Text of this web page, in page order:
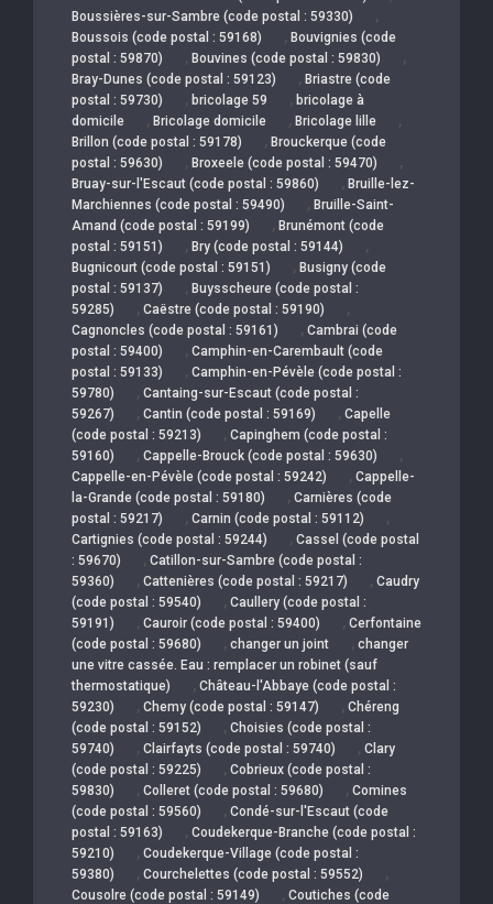
Boussières-sur-Sambre (code postal : 59330) ,
Boussois (code postal : 59168) , Bouvignies (code
postal : 59870)
, Bouvines (code postal : 59830) ,
Bray-Dunes (code postal : 59123) , Briastre (code
postal : 59730)
, bricolage 59 , bricolage à
domicile
, Bricolage domicile , Bricolage lille ,
Brillon (code postal : 59178) , Brouckerque (code
postal : 59630)
, Broxeele (code postal : 59470) ,
Bruay-sur-l'Escaut (code postal : 59860) , Bruille-lez-
Marchiennes (code postal : 59490)
, Bruille-Saint-
Amand (code postal : 59199)
, Brunémont (code
postal : 59151)
, Bry (code postal : 59144) ,
Bugnicourt (code postal : 59151) , Busigny (code
postal : 59137)
, Buysscheure (code postal :
59285)
, Caëstre (code postal : 59190) ,
Cagnoncles (code postal : 59161) , Cambrai (code
postal : 59400)
, Camphin-en-Carembault (code
postal : 59133)
, Camphin-en-Pévèle (code postal :
59780)
, Cantaing-sur-Escaut (code postal :
59267)
, Cantin (code postal : 59169) , Capelle
(code postal : 59213)
, Capinghem (code postal :
59160)
, Cappelle-Brouck (code postal : 59630) ,
Cappelle-en-Pévèle (code postal : 59242) , Cappelle-
la-Grande (code postal : 59180)
, Carnières (code
postal : 59217)
, Carnin (code postal : 59112) ,
Cartignies (code postal : 59244) , Cassel (code postal
: 59670)
, Catillon-sur-Sambre (code postal :
59360)
, Cattenières (code postal : 59217) , Caudry
(code postal : 59540)
, Caullery (code postal :
59191)
, Cauroir (code postal : 59400) , Cerfontaine
(code postal : 59680)
, changer un joint , changer
une vitre cassée. Eau : remplacer un robinet (sauf
thermostatique)
, Château-l'Abbaye (code postal :
59230)
, Chemy (code postal : 59147) , Chéreng
(code postal : 59152)
, Choisies (code postal :
59740)
, Clairfayts (code postal : 59740) , Clary
(code postal : 59225)
, Cobrieux (code postal :
59830)
, Colleret (code postal : 59680) , Comines
(code postal : 59560)
, Condé-sur-l'Escaut (code
postal : 59163)
, Coudekerque-Branche (code postal :
59210)
, Coudekerque-Village (code postal :
59380)
, Courchelettes (code postal : 59552) ,
Cousolre (code postal : 59149) , Coutiches (code